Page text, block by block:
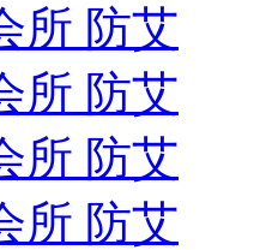
所 防艾
所 防艾
所 防艾
所 防艾